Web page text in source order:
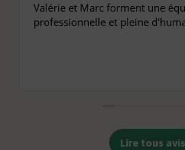
Valérie et Marc forment une
professionnelle et pleine
Lire tous avis